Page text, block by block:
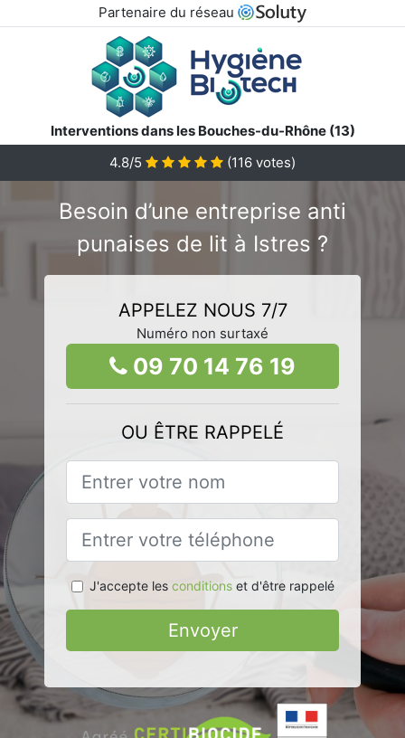
Partenaire du réseau
Interventions dans les Bouches-du-Rhône (13)
4.8/5
(116 votes)
Besoin d’une entreprise anti
punaises de lit à Istres ?
APPELEZ NOUS 7/7
Numéro non surtaxé
09 70 14 76 19
OU ÊTRE RAPPELÉ
J'accepte les conditionset d'être rappelé
Envoyer